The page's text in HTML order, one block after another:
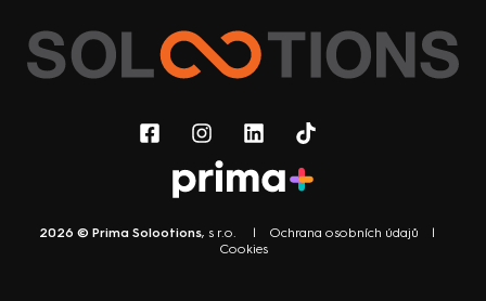
2026 © Prima Solootions, s r.o. | Ochrana osobních údajů |
Cookies